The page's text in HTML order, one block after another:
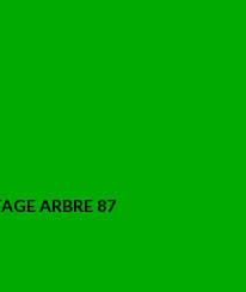
ARBRE 87